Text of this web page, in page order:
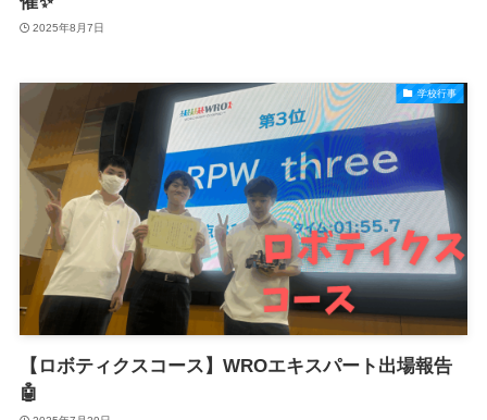
2025年8月7日
学校行事
【ロボティクスコース】WROエキスパート出場報告
🤖